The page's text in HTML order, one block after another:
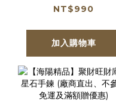
(命理開運) (廠商直
滿額贈優惠)
NT$990
加入購物車